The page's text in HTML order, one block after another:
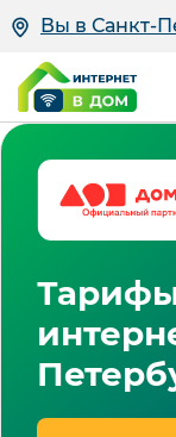
Вы в Санкт-